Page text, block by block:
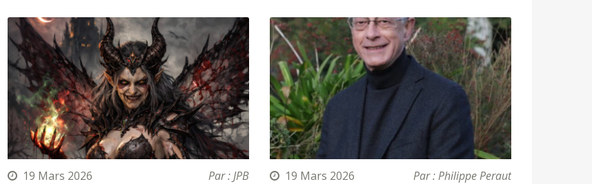
19 Mars 2026 Par : JPB 19 Mars 2026 Par : Philippe Peraut